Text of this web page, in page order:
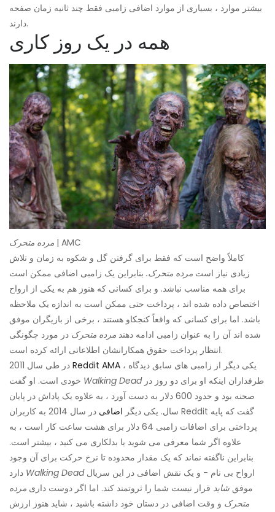
بیشتر موارد ، بسیاری از موارد اضافی زامبی فقط چند ثانیه زمان صفحه
دارند.
همه در یک روز کاری
مرده متحرک | AMC
کاملاً واضح است که فقط برای گرفتن گل و شکوه به زمان و تلاش
زیادی نیاز است مرده متحرک. بنابراین یک زامبی اضافی ممکن است
برای همه مناسب نباشد. و برای کسانی که هنوز هم به یکی از ارواح
اختصاص داده شده اند ، پرداخت حتی ممکن است به اندازه یک ملاحظه
باشد. اما برای کسانی که واقعاً کنجکاو هستند ، برخی از بازیگران موفق
شده اند آن را به عنوان زامبی ادامه دهند مرده متحرک در مورد چگونگی
انتظار پرداخت حقوق همكارانشان اطلاعاتی ارائه كرده است.
Reddit AMA ، یکی دیگر از زامبی های سابق دیدگاه
Walking Deadطرفداران اینکه او برای دو روز در
صحنه بود و حدود 600 دلار به دست آورد ، به علاوه یک پاداش در پایان
سال. یکی دیگر اضافی
در سال 2014 به کاربران Reddit گفت که پایه
پرداختی برای اضافات زامبی 64 دلار برای هشت ساعت کار است ، به
علاوه اگر شما معرفی می شوید یا بدلکاری می کنید ، بیشتر است.
بنابراین ناگفته نماند که یک مقدار محدوده تا نرخ حرکت برای آن وجود
Walking Deadارواح بی نام - و یک نقش اضافی در این سریال
موفق شاید قرار نیست شما را ثروتمند کند. اما اگر دوست داری مرده
متحرک و وقت اضافی در دستان خود داشته باشید ، شاید هنوز ارزش